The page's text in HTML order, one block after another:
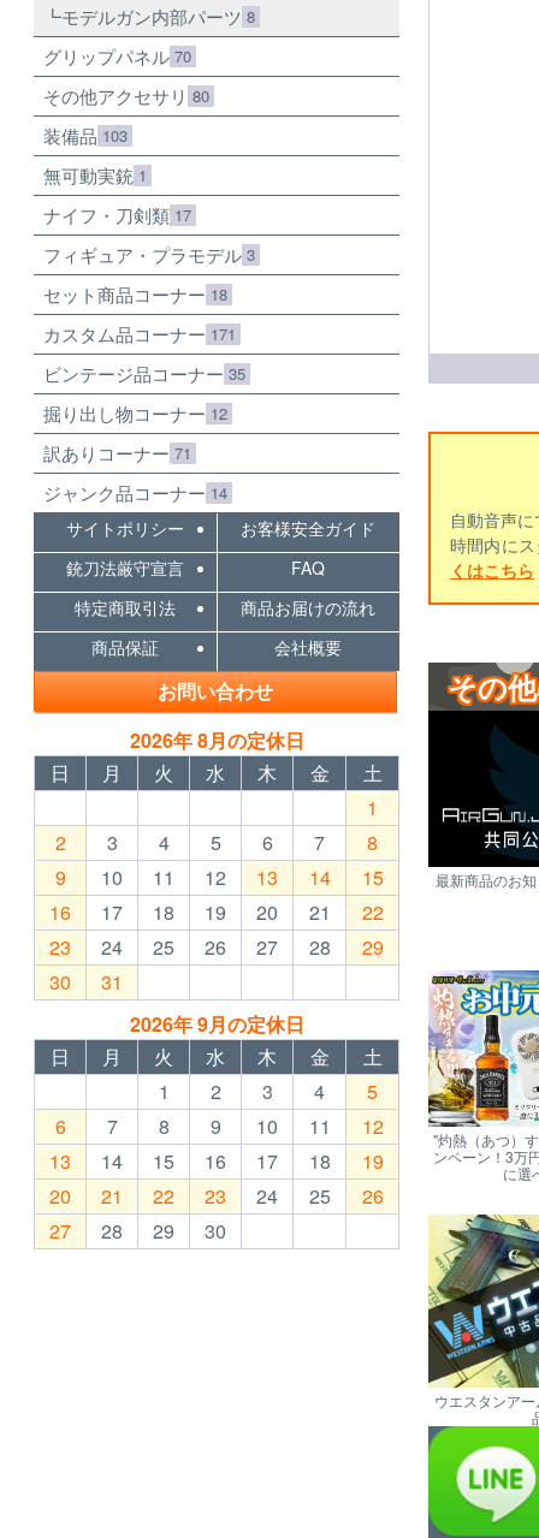
自動音声に
時間内に
くはこちら
その
最新商品のお
"灼熱（あつ）
ンペーン！3万
に選
ウエスタンア
モデルガン内部パーツ 8
グリップパネル 70
その他アクセサリ 80
装備品 103
無可動実銃 1
ナイフ・刀剣類 17
フィギュア・プラモデル 3
セット商品コーナー 18
カスタム品コーナー 171
ビンテージ品コーナー 35
掘り出し物コーナー 12
訳ありコーナー 71
ジャンク品コーナー 14
サイトポリシー
お客様安全ガイド
銃刀法厳守宣言
FAQ
特定商取引法
商品お届けの流れ
商品保証
会社概要
お問い合わせ
2026年 8月の定休日
日
月 火 水 木 金
土
1
2
3 4 5 6 7
8
9
10 11 12 13 14
15
16
17 18 19 20 21
22
23
24 25 26 27 28
29
30
31
2026年 9月の定休日
日
月 火 水 木 金
土
1
2 3 4
5
6
7 8 9 10 11
12
13
14 15 16 17 18
19
20
21 22 23 24 25
26
27
28 29 30